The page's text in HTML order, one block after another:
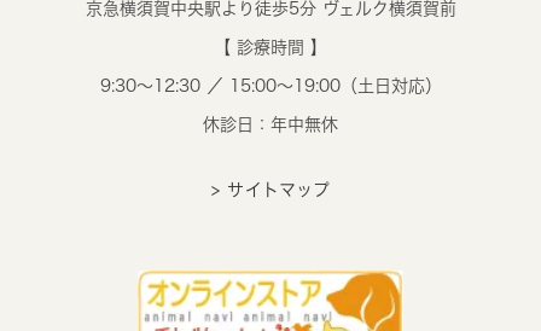
京急横須賀中央駅より徒歩5分 ヴェルク横須賀前
【 診療時間 】
9:30～12:30 ／ 15:00～19:00（土日対応）
休診日：年中無休
> サイトマップ